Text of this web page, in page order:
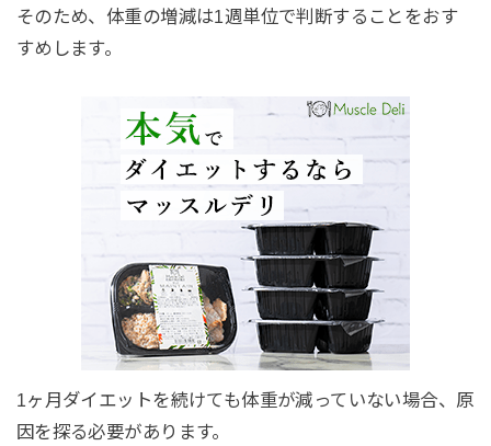
そのため、体重の増減は1週単位で判断することをおす
すめします。
1ヶ月ダイエットを続けても体重が減っていない場合、原
因を探る必要があります。